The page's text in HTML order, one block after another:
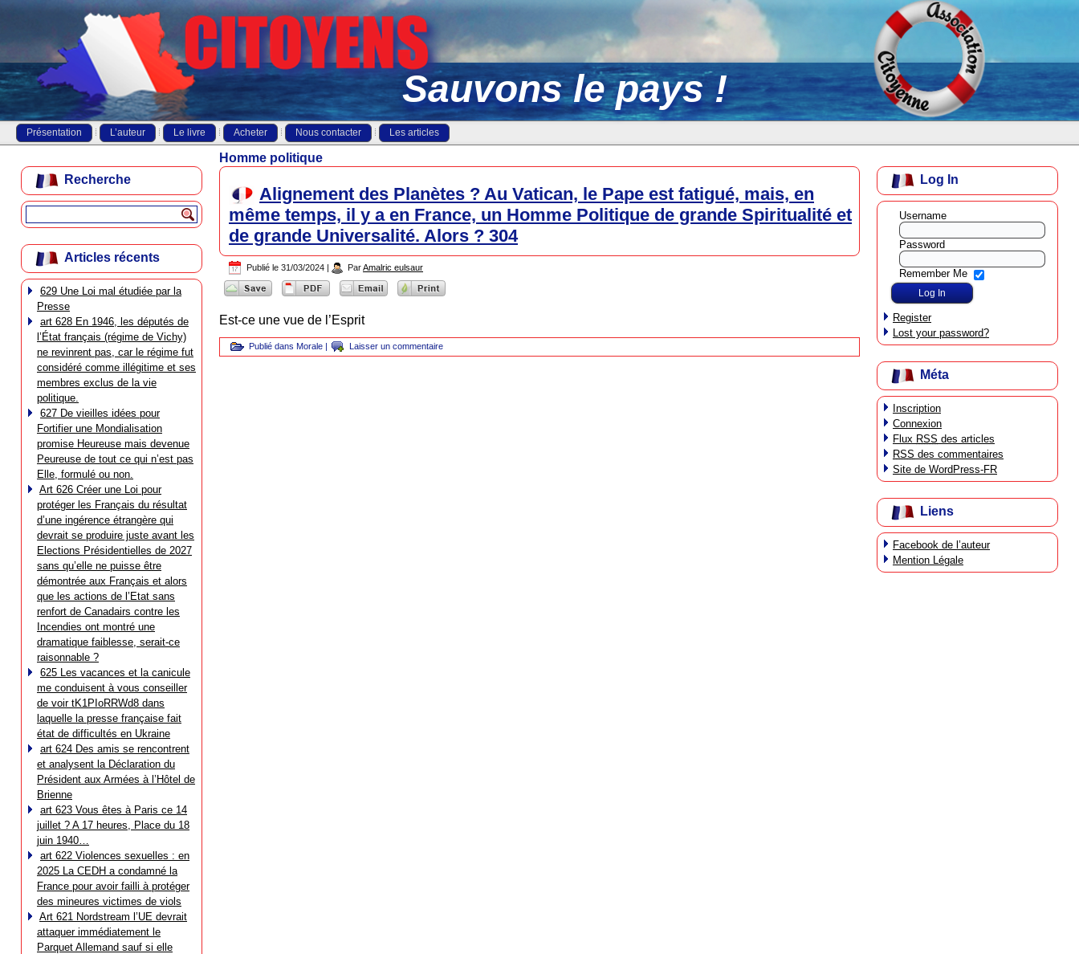
Sauvons le pays !
Présentation L’auteur Le livre Acheter Nous contacter Les articles
Recherche
Articles récents
629 Une Loi mal étudiée par la
Presse
art 628 En 1946, les députés de
l’État français (régime de Vichy)
ne revinrent pas, car le régime fut
considéré comme illégitime et ses
membres exclus de la vie
politique.
627 De vieilles idées pour
Fortifier une Mondialisation
promise Heureuse mais devenue
Peureuse de tout ce qui n’est pas
Elle, formulé ou non.
Art 626 Créer une Loi pour
protéger les Français du résultat
d’une ingérence étrangère qui
devrait se produire juste avant les
Elections Présidentielles de 2027
sans qu’elle ne puisse être
démontrée aux Français et alors
que les actions de l’Etat sans
renfort de Canadairs contre les
Incendies ont montré une
dramatique faiblesse, serait-ce
raisonnable ?
625 Les vacances et la canicule
me conduisent à vous conseiller
de voir tK1PIoRRWd8 dans
laquelle la presse française fait
état de difficultés en Ukraine
art 624 Des amis se rencontrent
et analysent la Déclaration du
Président aux Armées à l’Hôtel de
Brienne
art 623 Vous êtes à Paris ce 14
juillet ? A 17 heures, Place du 18
juin 1940…
art 622 Violences sexuelles : en
2025 La CEDH a condamné la
France pour avoir failli à protéger
des mineures victimes de viols
Art 621 Nordstream l’UE devrait
attaquer immédiatement le
Parquet Allemand sauf si elle
Homme politique
Alignement des Planètes ? Au Vatican, le Pape est fatigué, mais, en
même temps, il y a en France, un Homme Politique de grande Spiritualité et
de grande Universalité. Alors ? 304
Publié le 31/03/2024 | ParAmalric eulsaur
Est-ce une vue de l’Esprit
Publié dans Morale | Laisser un commentaire
Log In
Username
Password
Remember Me
Register
Lost your password?
Méta
Inscription
Connexion
Flux RSS des articles
RSS des commentaires
Site de WordPress-FR
Liens
Facebook de l’auteur
Mention Légale